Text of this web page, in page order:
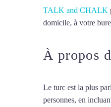
TALK and CHALK
domicile, à votre
À propos
Le turc est la plus
personnes, en